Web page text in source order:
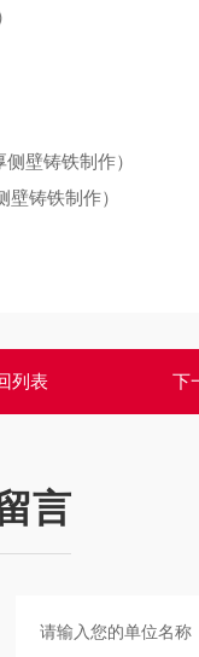
壁铸铁制作）
铸铁制作）
列表 下
言